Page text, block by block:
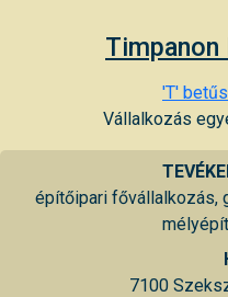
'T'
Vállalkozás
építőipari fővállalkozás,
7100